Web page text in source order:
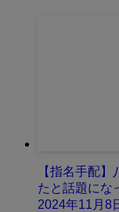
【指名手配
たと話題にな
2024年11月8